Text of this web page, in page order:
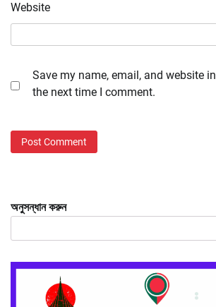
Website
Save my name, email, and website
the next time I comment.
অনুসন্ধান করুন